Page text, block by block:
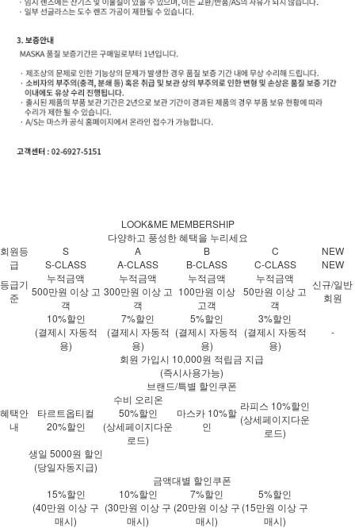
LOOK&ME MEMBERSHIP
다양하고 풍성한 혜택을 누리세요
회원등
급
S A B C
NEW
S-CLASS
A-CLASS B-CLASS C-CLASS
NEW
등급기
준
누적금액
500만원 이상 고
객
누적금액
300만원 이상 고
객
누적금액
100만원 이상
고객
누적금액
50만원 이상 고
객
신규/일반
회원
혜택안
내
10%할인
(결제시 자동적
용)
7%할인
(결제시 자동적
용)
5%할인
(결제시 자동적
용)
3%할인
(결제시 자동적
용)
-
회원 가입시 10,000원 적립금 지급
(즉시사용가능)
브랜드/특별 할인쿠폰
타르트옵티컬
20%할인
수비 오리온
50%할인
(상세페이지다운
로드)
마스카 10%할
인
라피스 10%할인
(상세페이지다운
로드)
생일 5000원 할인
(당일자동지급)
금액대별 할인쿠폰
15%할인
(40만원 이상 구
매시)
10%할인
(30만원 이상 구
매시)
7%할인
(20만원 이상 구
매시)
5%할인
(15만원 이상 구
매시)